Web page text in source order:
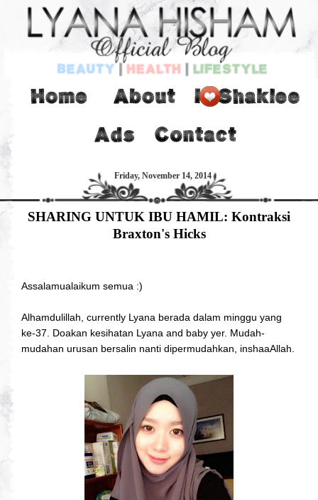
Friday, November 14, 2014
SHARING UNTUK IBU HAMIL: Kontraksi
Braxton's Hicks
Assalamualaikum semua :)
Alhamdulillah, currently Lyana berada dalam minggu yang
ke-37. Doakan kesihatan Lyana and baby yer. Mudah-
mudahan urusan bersalin nanti dipermudahkan, inshaaAllah.